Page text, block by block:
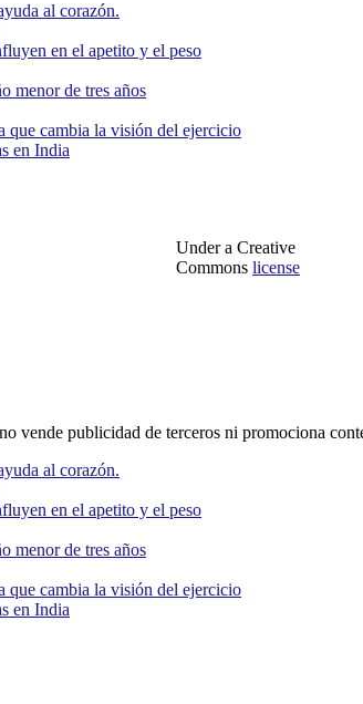
al corazón.
en el apetito y el peso
menor de tres años
que cambia la visión del ejercicio
en India
Under a Creative
Commons license
vende publicidad de terceros ni promociona
al corazón.
en el apetito y el peso
menor de tres años
que cambia la visión del ejercicio
en India